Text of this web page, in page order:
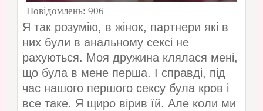
Повідомлень: 906
Я так розумію, в жінок, партнери які в
них були в анальному сексі не
рахуються. Моя дружина клялася мені,
що була в мене перша. І справді, під
час нашого першого сексу була кров і
все таке. Я щиро вірив їй. Але коли ми